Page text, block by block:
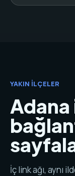
YAKIN İLÇELER
İç link ağı, aynı